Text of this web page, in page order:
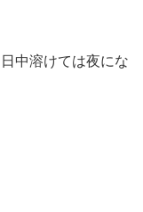
中溶けては夜にな